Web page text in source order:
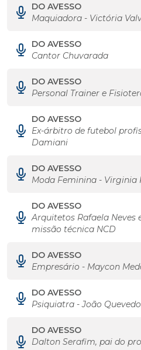
DO AVESSO
Maquiadora - Victória
DO AVESSO
Cantor Chuvarada
DO AVESSO
Personal Trainer e
DO AVESSO
Ex-árbitro de futebol
Damiani
DO AVESSO
Moda Feminina - Virginia
DO AVESSO
Arquitetos Rafaela Neves
missão técnica NCD
DO AVESSO
Empresário - Maycon
DO AVESSO
Psiquiatra - João Quevedo
DO AVESSO
Dalton Serafim, pai do